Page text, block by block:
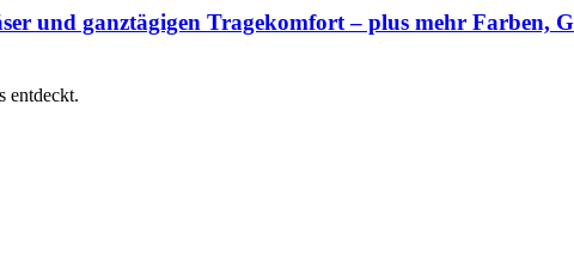
und ganztägigen Tragekomfort – plus mehr Farben,
entdeckt.